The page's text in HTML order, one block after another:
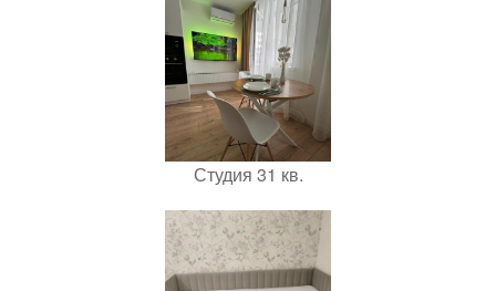
Студия 31 кв.